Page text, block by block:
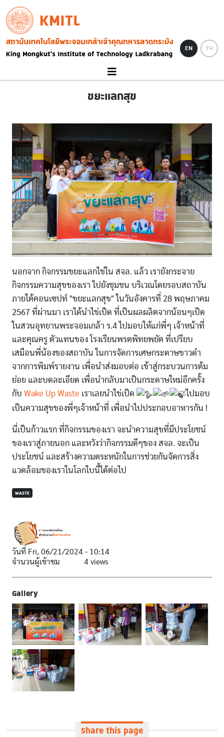
Skip to main content
KMITL
Image
EN TH
ขยะแลกสุข
นอกจาก กิจกรรมขยะแลกไข่ใน สจล. แล้ว เรายังกระจาย
กิจกรรมความสุขของเรา ไปยังชุมชน บริเวณโดยรอบสถาบัน
ภายใต้คอนเซปท์ "ขยะแลกสุข" ในวันอังคารที่ 28 พฤษภาคม
2567 ที่ผ่านมา เราได้นำไข่เป็ด ที่เป็นผลผลิตจากน้อนๆเป็ด
ในสวนอุทยานพระจอมเกล้า ร.4 ไปมอบให้แก่พี่ๆ เจ้าหน้าที่
และคุณครู ตัวแทนของ โรงเรียนพรตพิทยพยัต ที่เปรียบ
เสมือนพี่น้องของสถาบัน ในการจัดการเศษกระดาษขาวดำ
จากการพิมพ์รายงาน เพื่อนำส่งมอบต่อ เข้าสู่กระบวนการต้ม
ย่อย และบดละเอียด เพื่อนำกลับมาเป็นกระดาษใหม่อีกครั้ง
กับ Wake Up Waste เราเลยนำไข่เป็ด
ไปมอบ
เป็นความสุขของพี่ๆเจ้าหน้าที่ เพื่อนำไปประกอบอาหารกัน !
นี่เป็นก้าวแรก ที่กิจกรรมของเรา จะนำความสุขที่มีประโยชน์
ของเราสู่ภายนอก และหวังว่ากิจกรรมดีๆของ สจล. จะเป็น
ประโยชน์ และสร้างความตระหนักในการช่วยกันจัดการสิ่ง
แวดล้อมของเราในโลกใบนี้ได้ต่อไป
WASTE
วันที่ Fri, 06/21/2024 - 10:14
จำนวนผู้เข้าชม
4 views
Gallery
Share this page